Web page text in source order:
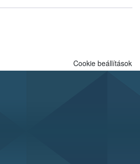
megítélésében jártas szakértőt.
Cookie beállítások